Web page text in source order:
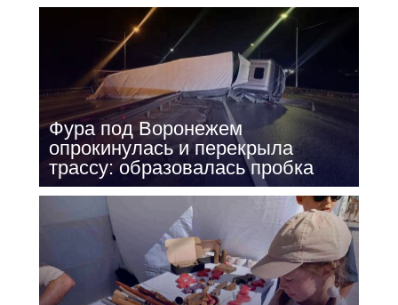
Фура под Воронежем
опрокинулась и перекрыла
трассу: образовалась пробка